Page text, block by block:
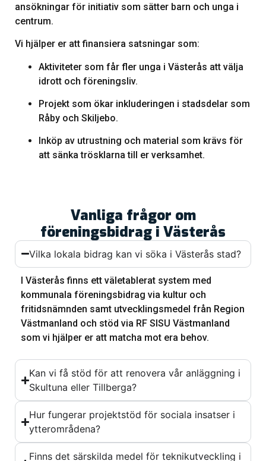
ansökningar för initiativ som sätter barn och unga i
centrum.
Vi hjälper er att finansiera satsningar som:
Aktiviteter som får fler unga i Västerås att välja
idrott och föreningsliv.
Projekt som ökar inkluderingen i stadsdelar som
Råby och Skiljebo.
Inköp av utrustning och material som krävs för
att sänka trösklarna till er verksamhet.
Vanliga frågor om
föreningsbidrag i Västerås
Vilka lokala bidrag kan vi söka i Västerås stad?
I Västerås finns ett väletablerat system med
kommunala föreningsbidrag via kultur och
fritidsnämnden samt utvecklingsmedel från Region
Västmanland och stöd via RF SISU Västmanland
som vi hjälper er att matcha mot era behov.
Kan vi få stöd för att renovera vår anläggning i
Skultuna eller Tillberga?
Hur fungerar projektstöd för sociala insatser i
ytterområdena?
Finns det särskilda medel för teknikutveckling i